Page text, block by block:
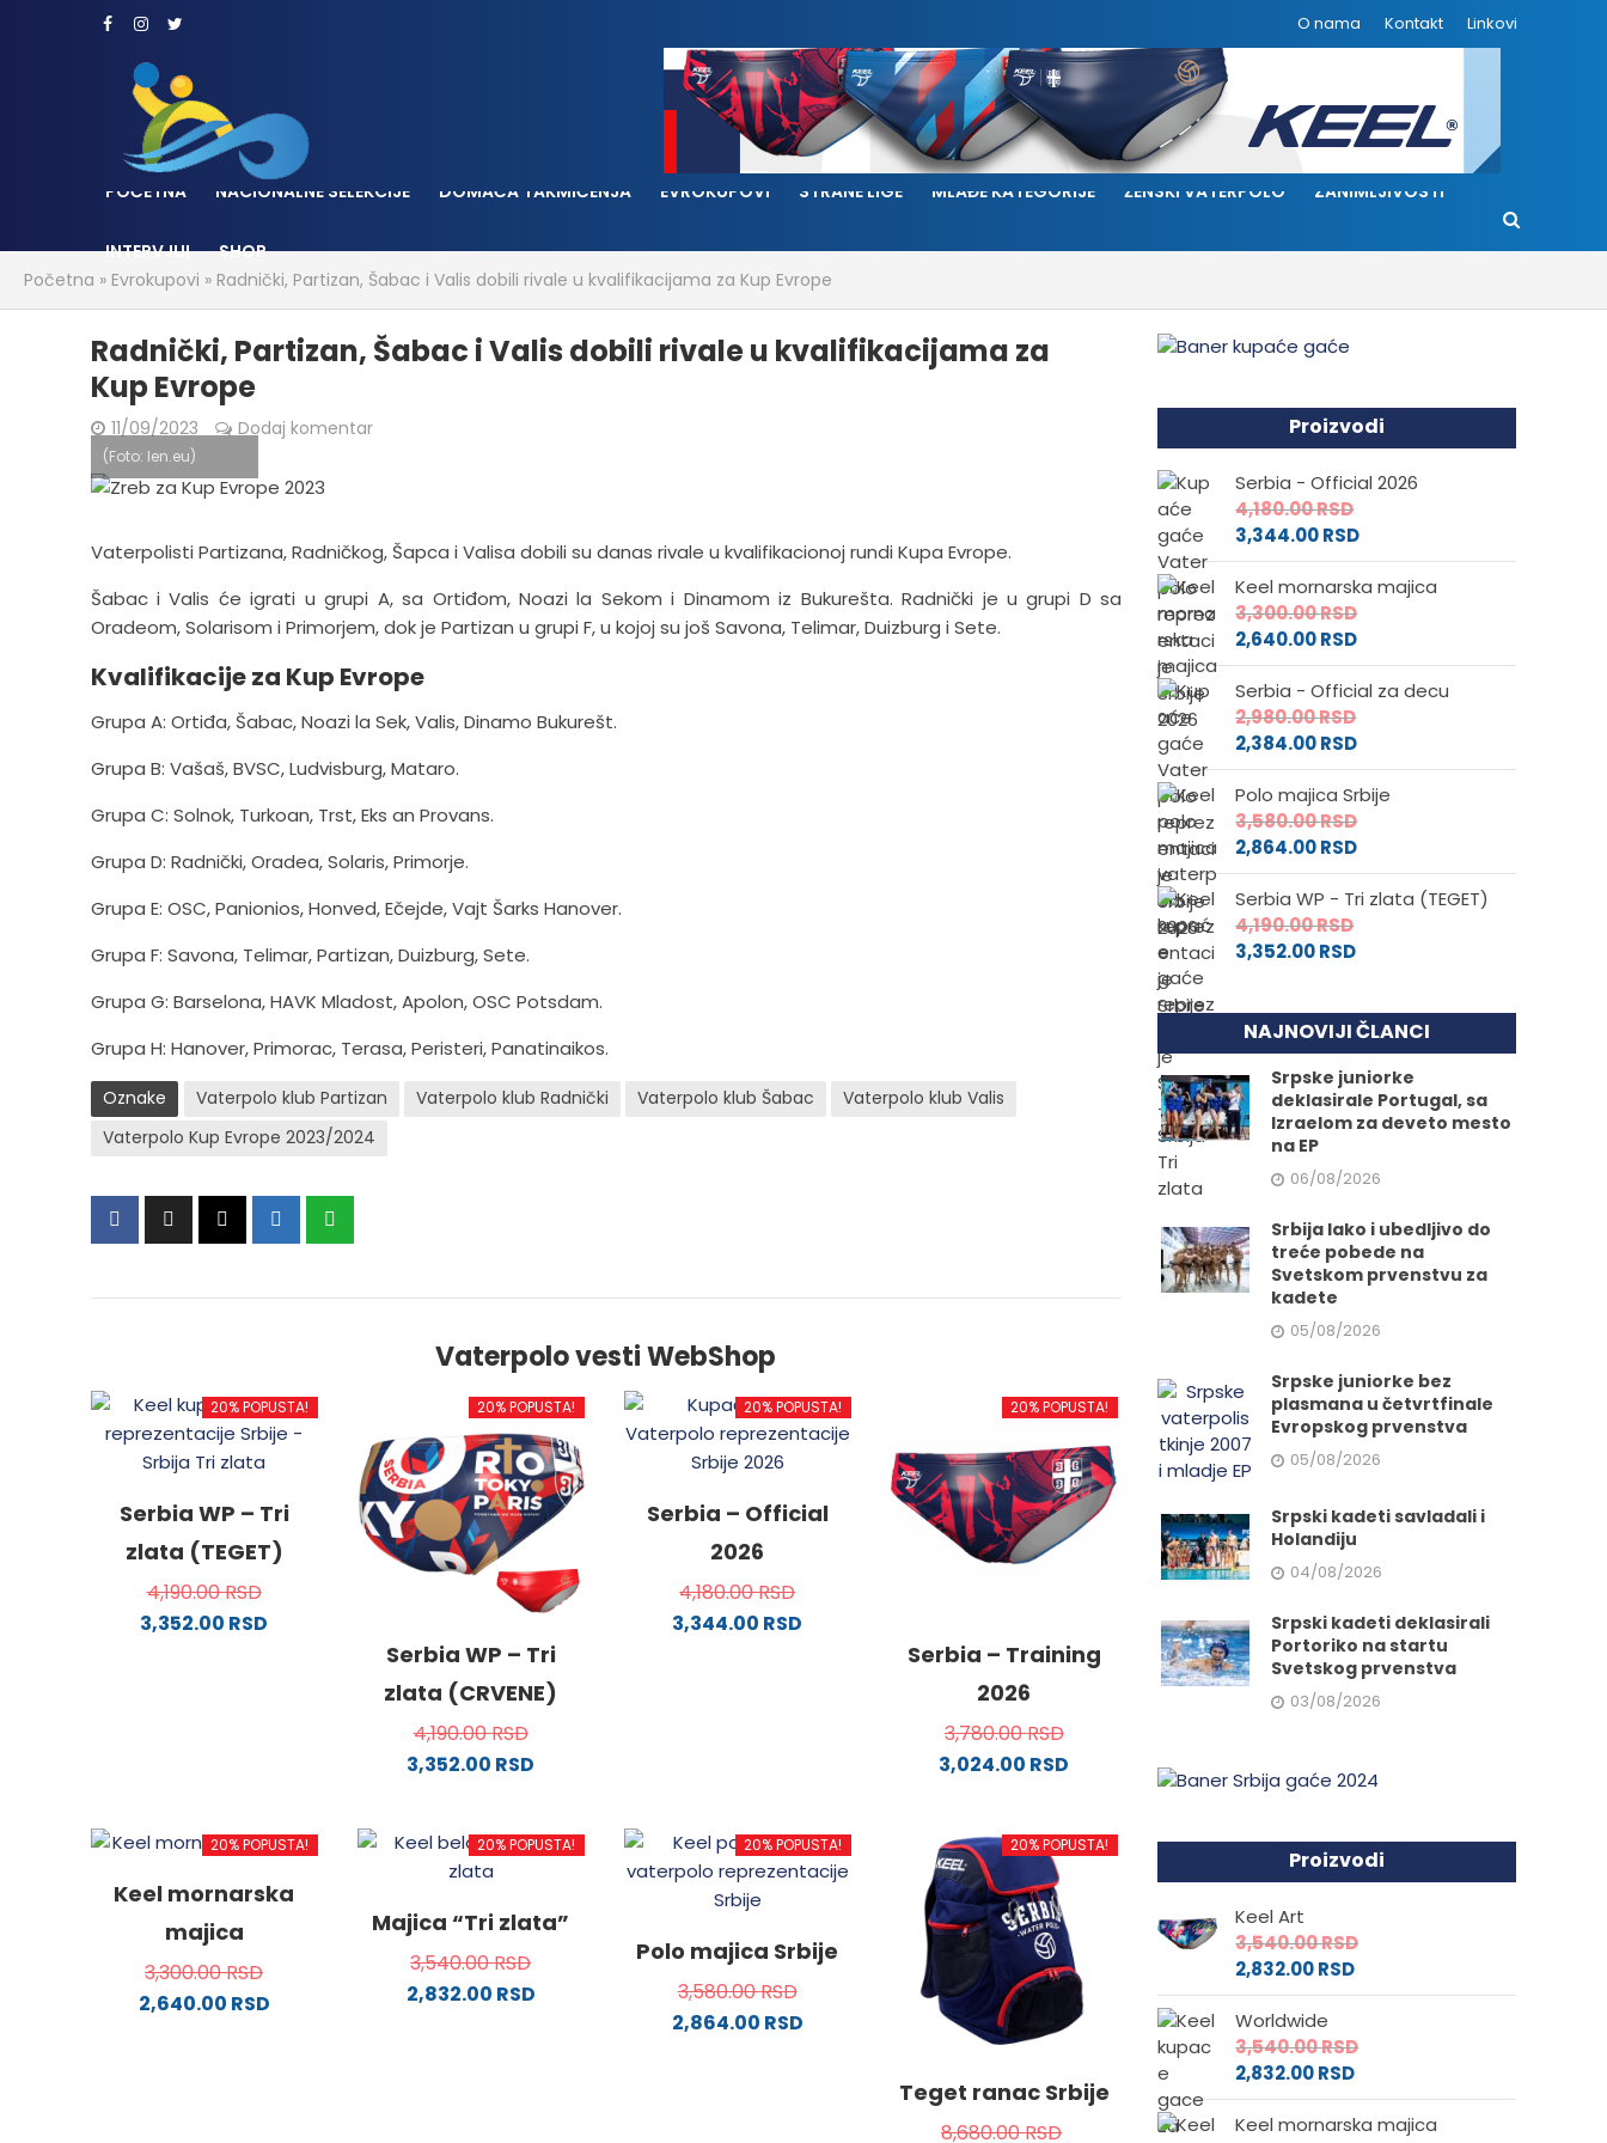
O nama Kontakt Linkovi
POČETNA NACIONALNE SELEKCIJE DOMAĆA TAKMIČENJA EVROKUPOVI STRANE LIGE MLAĐE KATEGORIJE ŽENSKI VATERPOLO ZANIMLJIVOSTI
INTERVJUI
SHOP
Početna » Evrokupovi » Radnički, Partizan, Šabac i Valis dobili rivale u kvalifikacijama za Kup Evrope
Radnički, Partizan, Šabac i Valis dobili rivale u kvalifikacijama za
Kup Evrope
11/09/2023 Dodaj komentar
(Foto: len.eu)
Vaterpolisti Partizana, Radničkog, Šapca i Valisa dobili su danas rivale u kvalifikacionoj rundi Kupa Evrope.
Šabac i Valis će igrati u grupi A, sa Ortiđom, Noazi la Sekom i Dinamom iz Bukurešta. Radnički je u grupi D sa
Oradeom, Solarisom i Primorjem, dok je Partizan u grupi F, u kojoj su još Savona, Telimar, Duizburg i Sete.
Kvalifikacije za Kup Evrope
Grupa A: Ortiđa, Šabac, Noazi la Sek, Valis, Dinamo Bukurešt.
Grupa B: Vašaš, BVSC, Ludvisburg, Mataro.
Grupa C: Solnok, Turkoan, Trst, Eks an Provans.
Grupa D: Radnički, Oradea, Solaris, Primorje.
Grupa E: OSC, Panionios, Honved, Ečejde, Vajt Šarks Hanover.
Grupa F: Savona, Telimar, Partizan, Duizburg, Sete.
Grupa G: Barselona, HAVK Mladost, Apolon, OSC Potsdam.
Grupa H: Hanover, Primorac, Terasa, Peristeri, Panatinaikos.
Oznake Vaterpolo klub Partizan Vaterpolo klub Radnički Vaterpolo klub Šabac
Vaterpolo klub Valis
Vaterpolo Kup Evrope 2023/2024
Vaterpolo vesti WebShop
20% POPUSTA!
Serbia WP – Tri
zlata (TEGET)
4,190.00RSD
3,352.00 RSD
biti
izabrane
stranici
proizvoda.
20% POPUSTA!
Serbia WP – Tri
zlata (CRVENE)
4,190.00RSD
3,352.00 RSD
ima
više
varijanti.
Opcije
mogu
biti
20% POPUSTA!
Serbia – Official
2026
4,180.00RSD
3,344.00 RSD
biti
izabrane
na
stranici
proizvoda.
20% POPUSTA!
Serbia – Training
2026
3,780.00RSD
3,024.00 RSD
ima
više
varijanti.
Opcije
mogu
biti
izabrane
na
stranici
proizvoda.
20% POPUSTA!
Keel mornarska
majica
3,300.00RSD
2,640.00 RSD
20% POPUSTA!
Majica “Tri zlata”
3,540.00RSD
2,832.00 RSD
20% POPUSTA!
Polo majica Srbije
3,580.00RSD
2,864.00 RSD
20% POPUSTA!
Teget ranac Srbije
8,680.00RSD
Proizvodi
Serbia - Official 2026
4,180.00RSD
3,344.00RSD
Keel mornarska majica
3,300.00RSD
2,640.00RSD
Serbia - Official za decu
2,980.00RSD
2,384.00RSD
Polo majica Srbije
3,580.00RSD
2,864.00RSD
Serbia WP - Tri zlata (TEGET)
4,190.00RSD
3,352.00RSD
NAJNOVIJI ČLANCI
Srpske juniorke
deklasirale Portugal, sa
Izraelom za deveto mesto
na EP
06/08/2026
Srbija lako i ubedljivo do
treće pobede na
Svetskom prvenstvu za
kadete
05/08/2026
Srpske juniorke bez
plasmana u četvrtfinale
Evropskog prvenstva
05/08/2026
Srpski kadeti savladali i
Holandiju
04/08/2026
Srpski kadeti deklasirali
Portoriko na startu
Svetskog prvenstva
03/08/2026
Proizvodi
Keel Art
3,540.00RSD
2,832.00RSD
Worldwide
3,540.00RSD
2,832.00RSD
Keel mornarska majica